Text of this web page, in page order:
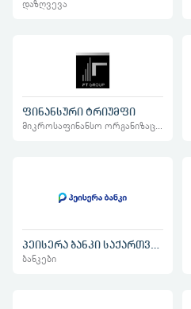
დაზღვევა
ფინანსური ტრიუმფი
ბანკები